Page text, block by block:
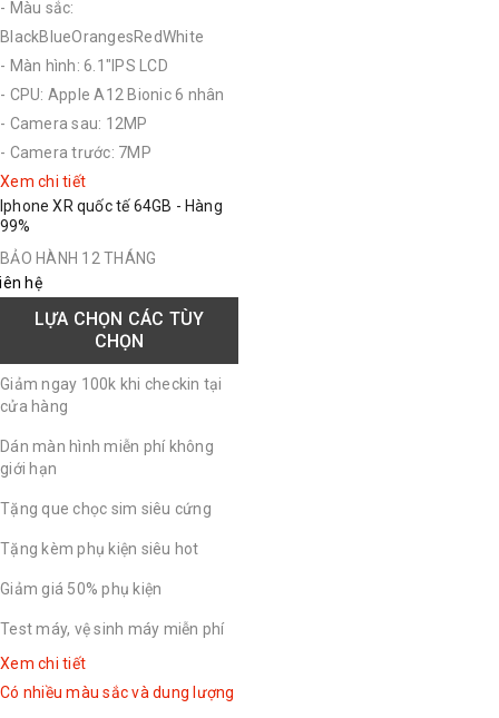
- Màu sắc:
BlackBlueOrangesRedWhite
- Màn hình: 6.1"IPS LCD
- CPU: Apple A12 Bionic 6 nhân
- Camera sau: 12MP
- Camera trước: 7MP
Xem chi tiết
Iphone XR quốc tế 64GB - Hàng
99%
BẢO HÀNH 12 THÁNG
hệ
LỰA CHỌN CÁC TÙY
CHỌN
Giảm ngay 100k khi checkin tại
cửa hàng
Dán màn hình miễn phí không
giới hạn
Tặng que chọc sim siêu cứng
Tặng kèm phụ kiện siêu hot
Giảm giá 50% phụ kiện
Test máy, vệ sinh máy miễn phí
Xem chi tiết
Có nhiều màu sắc và dung lượng